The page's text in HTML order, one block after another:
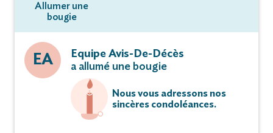
Allumer une
bougie
EA
Equipe Avis-De-Décès
a allumé une bougie
Nous vous adressons nos
sincères condoléances.